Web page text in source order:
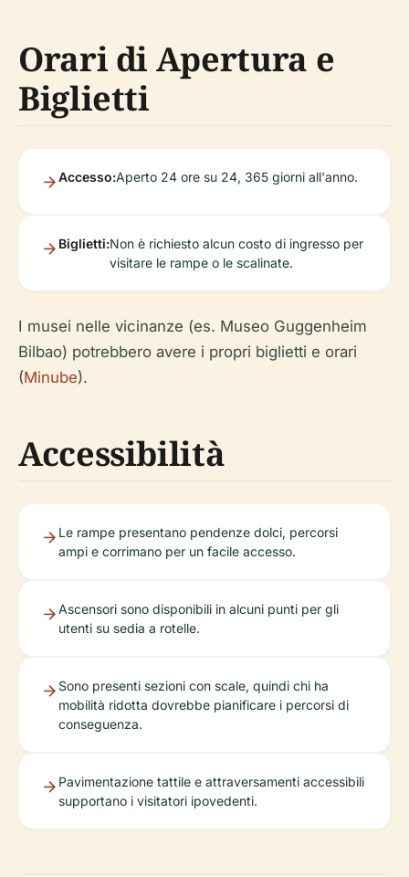
Orari di Apertura e
Biglietti
Accesso:Aperto 24 ore su 24, 365 giorni all'anno.
Biglietti:Non è richiesto alcun costo di ingresso per
visitare le rampe o le scalinate.
I musei nelle vicinanze (es. Museo Guggenheim
Bilbao) potrebbero avere i propri biglietti e orari
(Minube).
Accessibilità
Le rampe presentano pendenze dolci, percorsi
ampi e corrimano per un facile accesso.
Ascensori sono disponibili in alcuni punti per gli
utenti su sedia a rotelle.
Sono presenti sezioni con scale, quindi chi ha
mobilità ridotta dovrebbe pianificare i percorsi di
conseguenza.
Pavimentazione tattile e attraversamenti accessibili
supportano i visitatori ipovedenti.